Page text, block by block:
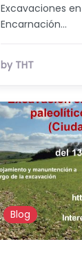
Excavaciones
Encarnación…
by THT
Blog